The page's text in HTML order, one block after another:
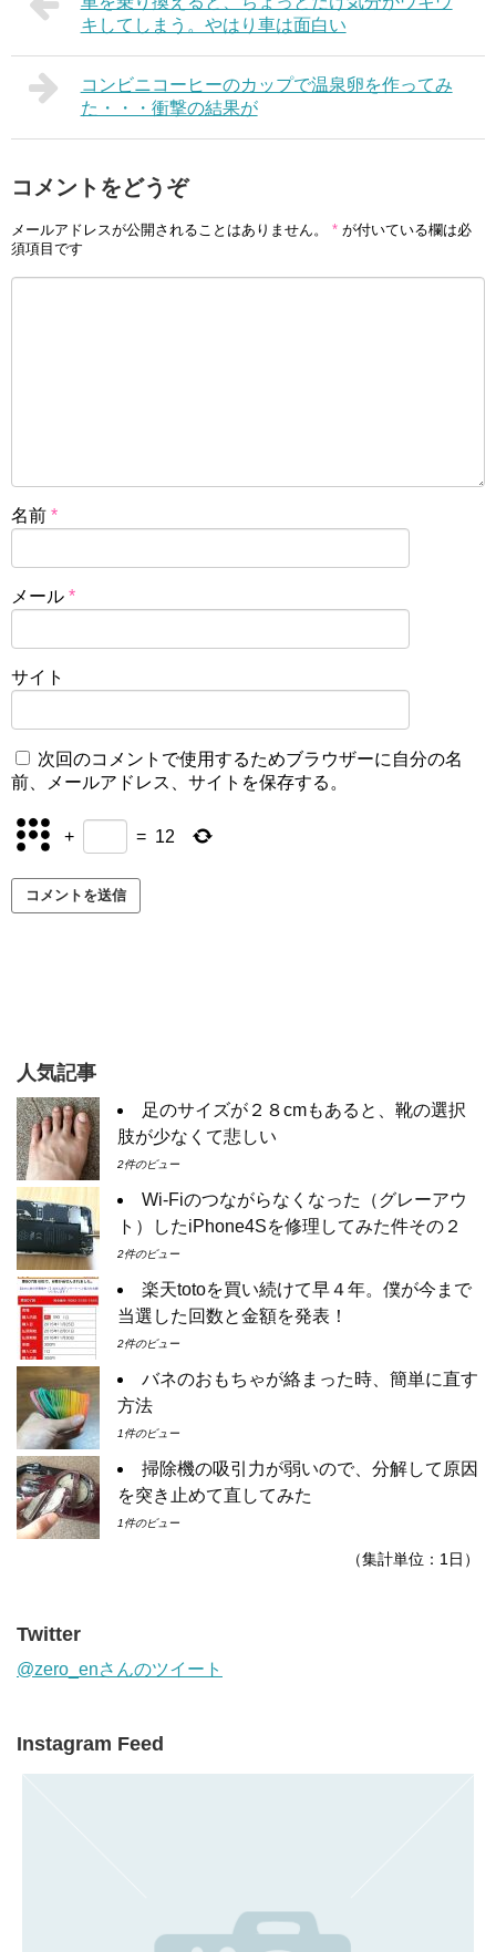
キしてしまう。やはり車は面白い
コンビニコーヒーのカップで温泉卵を作ってみ
た・・・衝撃の結果が
コメントをどうぞ
メールアドレスが公開されることはありません。 * が付いている欄は必
須項目です
名前 *
メール *
サイト
次回のコメントで使用するためブラウザーに自分の名
前、メールアドレス、サイトを保存する。
+ = 12
人気記事
足のサイズが２８cmもあると、靴の選択
肢が少なくて悲しい
2件のビュー
Wi-Fiのつながらなくなった（グレーアウ
ト）したiPhone4Sを修理してみた件その２
2件のビュー
楽天totoを買い続けて早４年。僕が今まで
当選した回数と金額を発表！
2件のビュー
バネのおもちゃが絡まった時、簡単に直す
方法
1件のビュー
掃除機の吸引力が弱いので、分解して原因
を突き止めて直してみた
1件のビュー
（集計単位：1日）
Twitter
@zero_enさんのツイート
Instagram Feed